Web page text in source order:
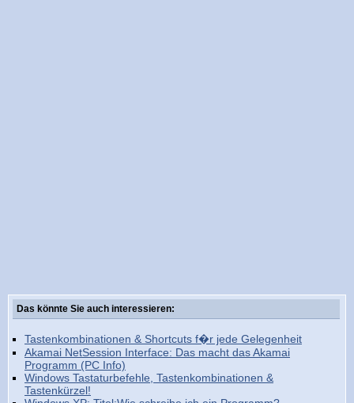
Das könnte Sie auch interessieren:
Tastenkombinationen & Shortcuts f�r jede Gelegenheit
Akamai NetSession Interface: Das macht das Akamai
Programm (PC Info)
Windows Tastaturbefehle, Tastenkombinationen &
Tastenkürzel!